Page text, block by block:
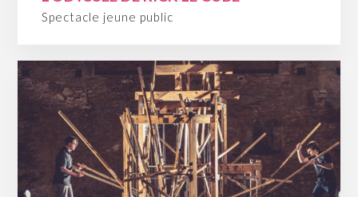
Spectacle jeune public